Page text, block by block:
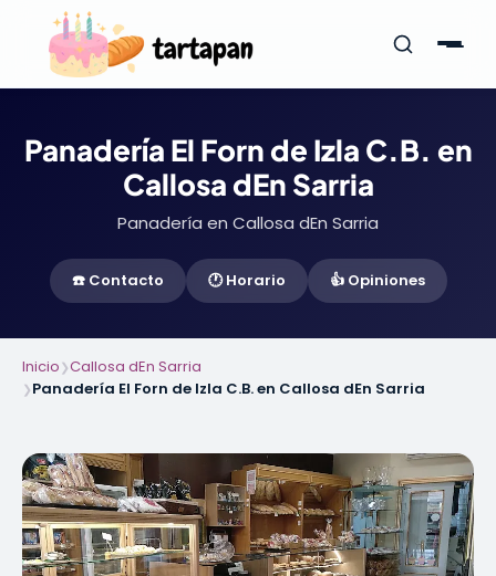
Panadería El Forn de Izla C.B. en
Callosa dEn Sarria
Panadería en Callosa dEn Sarria
☎️ Contacto 🕐 Horario 👍 Opiniones
Inicio❯Callosa dEn Sarria
❯Panadería El Forn de Izla C.B. en Callosa dEn Sarria